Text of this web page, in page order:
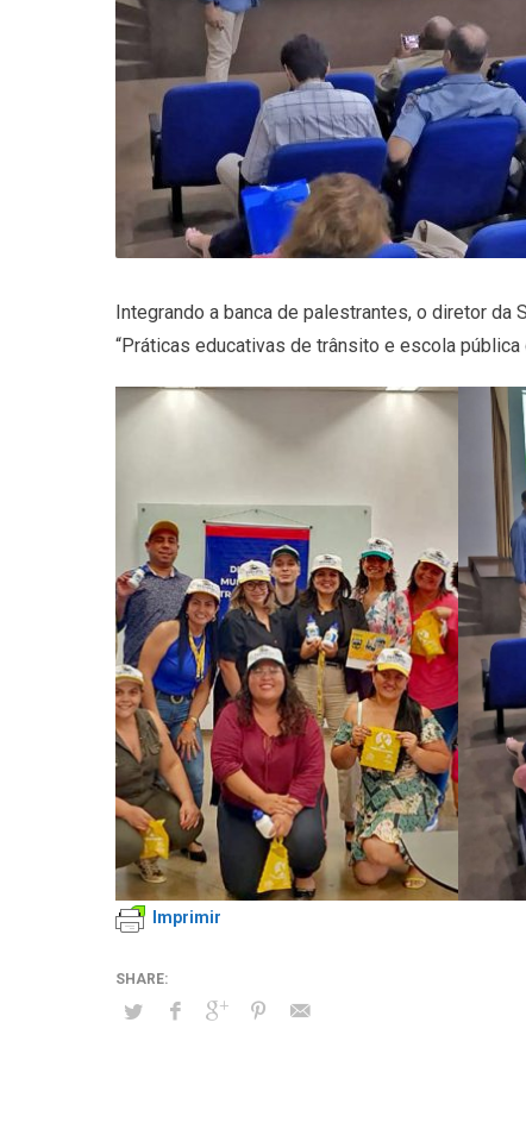
Integrando a banca de palestrantes, o diretor da
“Práticas educativas de trânsito e escola pública
Imprimir